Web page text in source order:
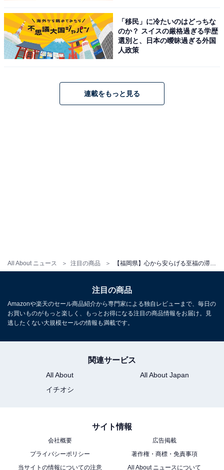
All About ニュース 注目の商品
位置する温泉宿です。名物は、硫黄泉と硫化水素の2つ
の泉質を併せ持つ「W美肌の湯」。4Fの「展望庭園露天
風呂」や「御影露天風呂」、1Fの「竹炭風呂」や「檜風
呂」など、多彩な湯船で贅沢なひとときを過ごせます。
質な「食」を提供。全客室から筑後川と田園風景の眺め
を楽しめます。
所在地：福岡県朝倉市杷木久喜宮1840
田行き杷木バス停より車で5分（送迎あり・要連絡）
料金
大人1名（参考価格）：1万3200円
チェックイン・チェックアウト
チェックアウト：10:00
※プランにより時間が異なる可能性があります
あわせて読みたい
「移民」に冷たいのはどっちな
のか？ スイスの厳格過ぎる学歴
選別と、日本の曖昧過ぎる外国
人政策
連載をもっと見る
注目の商品
Amazonや楽天のセール商品紹介から専門家による独自レビューまで、毎日の
お買いものがもっと楽しく、もっとお得になる注目の商品情報をお届け。見
逃したくない大規模セールの情報も満載です。
関連サービス
All About
All About Japan
イチオシ
サイト情報
会社概要
広告掲載
プライバシーポリシー
著作権・商標・免責事項
当サイトの情報についての注意
All About ニュースについて